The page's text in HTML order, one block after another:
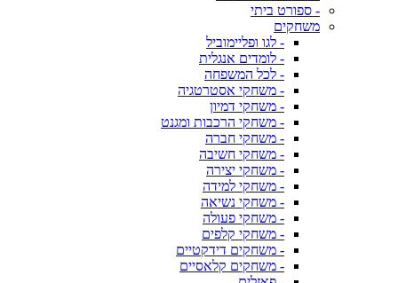
- ספורט ביתי
משחקים
- לגו ופליימוביל
- לומדים אנגלית
- לכל המשפחה
- משחקי אסטרטגיה
- משחקי דמיון
- משחקי הרכבות ומגנט
- משחקי חברה
- משחקי חשיבה
- משחקי יצירה
- משחקי למידה
- משחקי נשיאה
- משחקי פעולה
- משחקי קלפים
- משחקים דידקטיים
- משחקים קלאסיים